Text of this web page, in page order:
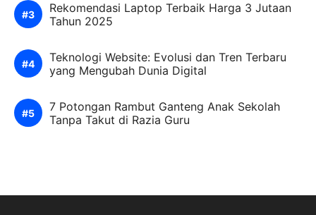
Rekomendasi Laptop Terbaik Harga 3 Jutaan
Tahun 2025
Teknologi Website: Evolusi dan Tren Terbaru
yang Mengubah Dunia Digital
7 Potongan Rambut Ganteng Anak Sekolah
Tanpa Takut di Razia Guru